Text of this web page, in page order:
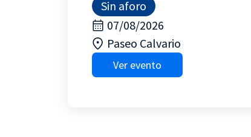
Sin aforo
07/08/2026
Paseo Calvario
Ver evento